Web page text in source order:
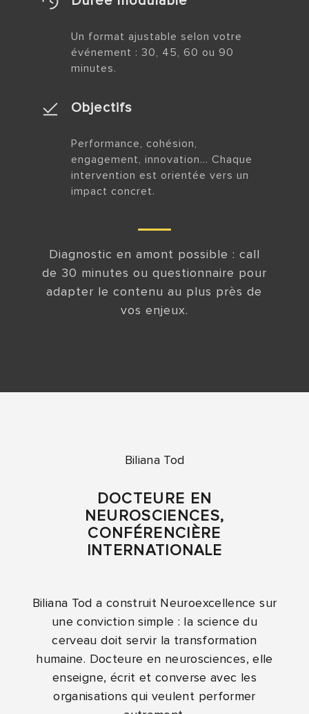
Un format ajustable selon votre
événement : 30, 45, 60 ou 90
minutes.
Objectifs
Performance, cohésion,
engagement, innovation… Chaque
intervention est orientée vers un
impact concret.
Diagnostic en amont possible : call
de 30 minutes ou questionnaire pour
adapter le contenu au plus près de
vos enjeux.
Biliana Tod
DOCTEURE EN
NEUROSCIENCES,
CONFÉRENCIÈRE
INTERNATIONALE
Biliana Tod a construit Neuroexcellence sur
une conviction simple : la science du
cerveau doit servir la transformation
humaine. Docteure en neurosciences, elle
enseigne, écrit et converse avec les
organisations qui veulent performer